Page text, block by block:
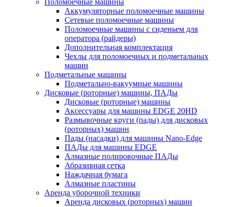
Поломоечные машины
Аккумуляторные поломоечные машины
Сетевые поломоечные машины
Поломоечные машины с сиденьем для
оператора (райдеры)
Дополнительная комплектация
Чехлы для поломоечных и подметальных
машин
Подметальные машины
Подметально-вакуумные машины
Дисковые (роторные) машины, ПАДы
Дисковые (роторные) машины
Аксессуары для машины EDGE 20HD
Размывочные круги (пады) для дисковых
(роторных) машин
Пады (насадки) для машины Nano-Edge
ПАДы для машины EDGE
Алмазные полировочные ПАДы
Абразивная сетка
Наждачная бумага
Алмазные пластины
Аренда уборочной техники
Аренда дисковых (роторных) машин